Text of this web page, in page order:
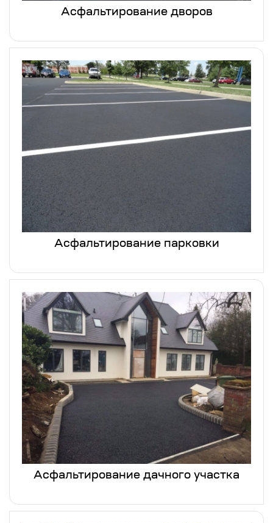
Асфальтирование дворов
Асфальтирование парковки
Асфальтирование дачного участка